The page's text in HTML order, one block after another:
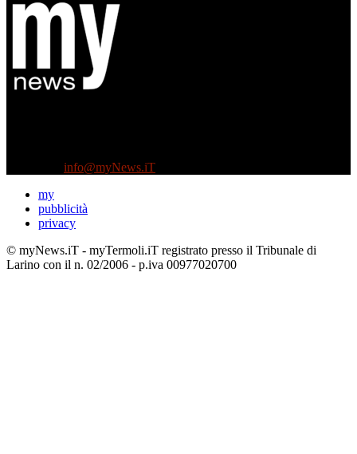
info@myNews.iT
my
pubblicità
privacy
© myNews.iT - myTermoli.iT registrato presso il Tribunale di
Larino con il n. 02/2006 - p.iva 00977020700